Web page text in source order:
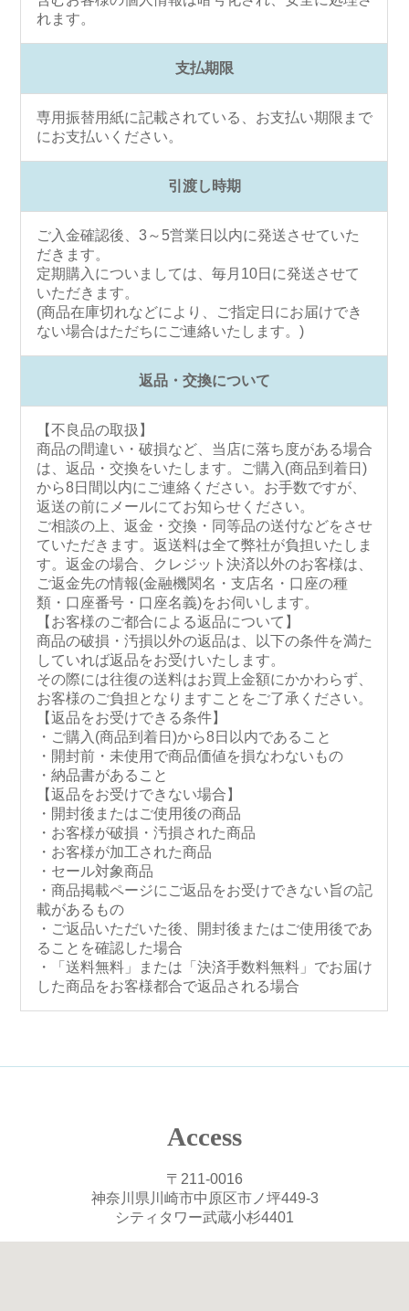
れます。
支払期限
専用振替用紙に記載されている、お支払い期限まで
にお支払いください。
引渡し時期
ご入金確認後、3～5営業日以内に発送させていた
だきます。
定期購入についましては、毎月10日に発送させて
いただきます。
(商品在庫切れなどにより、ご指定日にお届けでき
ない場合はただちにご連絡いたします。)
返品・交換について
【不良品の取扱】
商品の間違い・破損など、当店に落ち度がある場合
は、返品・交換をいたします。ご購入(商品到着日)
から8日間以内にご連絡ください。お手数ですが、
返送の前にメールにてお知らせください。
ご相談の上、返金・交換・同等品の送付などをさせ
ていただきます。返送料は全て弊社が負担いたしま
す。返金の場合、クレジット決済以外のお客様は、
ご返金先の情報(金融機関名・支店名・口座の種
類・口座番号・口座名義)をお伺いします。
【お客様のご都合による返品について】
商品の破損・汚損以外の返品は、以下の条件を満た
していれば返品をお受けいたします。
その際には往復の送料はお買上金額にかかわらず、
お客様のご負担となりますことをご了承ください。
【返品をお受けできる条件】
・ご購入(商品到着日)から8日以内であること
・開封前・未使用で商品価値を損なわないもの
・納品書があること
【返品をお受けできない場合】
・開封後またはご使用後の商品
・お客様が破損・汚損された商品
・お客様が加工された商品
・セール対象商品
・商品掲載ページにご返品をお受けできない旨の記
載があるもの
・ご返品いただいた後、開封後またはご使用後であ
ることを確認した場合
・「送料無料」または「決済手数料無料」でお届け
した商品をお客様都合で返品される場合
Access
〒211-0016
神奈川県川崎市中原区市ノ坪449-3
シティタワー武蔵小杉4401